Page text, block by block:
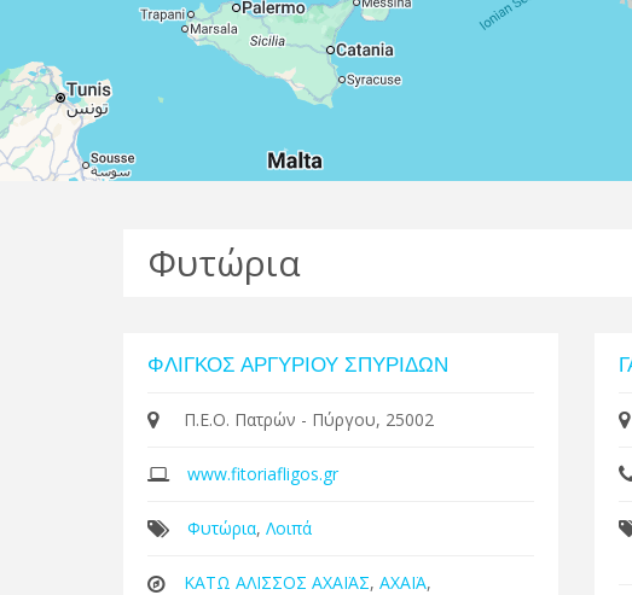
Φυτώρια
ΦΛΙΓΚΟΣ ΑΡΓΥΡΙΟΥ ΣΠΥΡΙΔΩΝ
Π.Ε.Ο. Πατρών - Πύργου, 25002
www.fitoriafligos.gr
Φυτώρια, Λοιπά
ΚΑΤΩ ΑΛΙΣΣΟΣ ΑΧΑΪΑΣ, ΑΧΑΪΑ,